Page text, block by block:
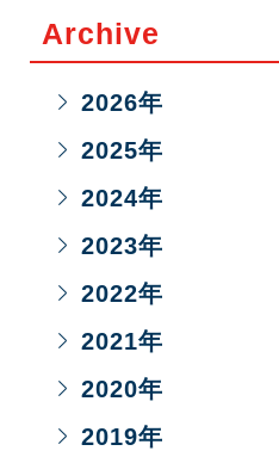
Archive
2026年
2025年
2024年
2023年
2022年
2021年
2020年
2019年